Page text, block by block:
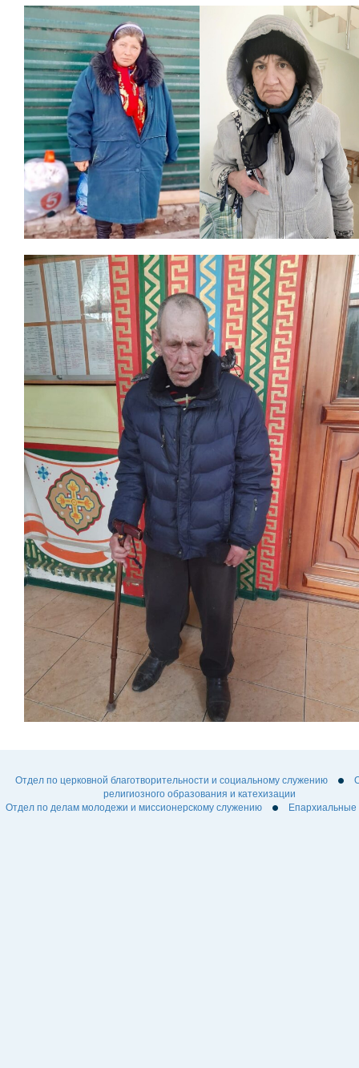
Отдел по церковной благотворительности и социальному служению
религиозного образования и катехизации
Отдел по делам молодежи и миссионерскому служению